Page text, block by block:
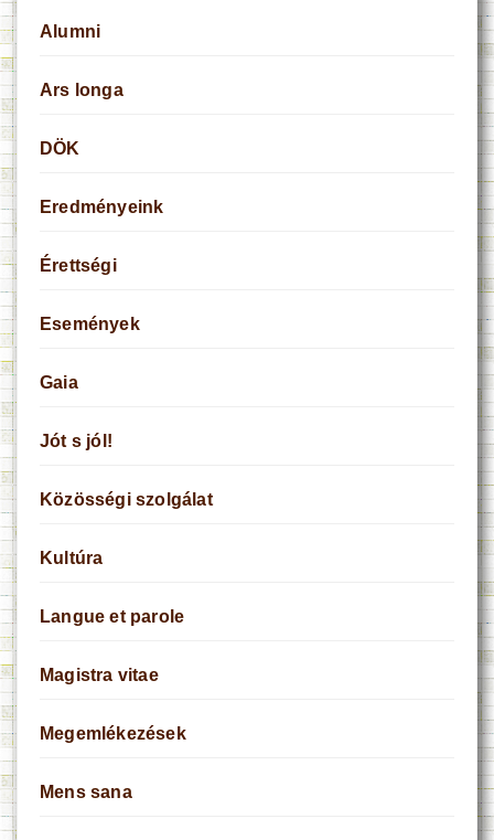
Alumni
Ars longa
DÖK
Eredményeink
Érettségi
Események
Gaia
Jót s jól!
Közösségi szolgálat
Kultúra
Langue et parole
Magistra vitae
Megemlékezések
Mens sana